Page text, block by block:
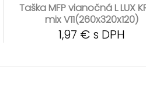
Taška MFP vianočná L LUX
mix V11(260x320x120)
1,97 € s DPH